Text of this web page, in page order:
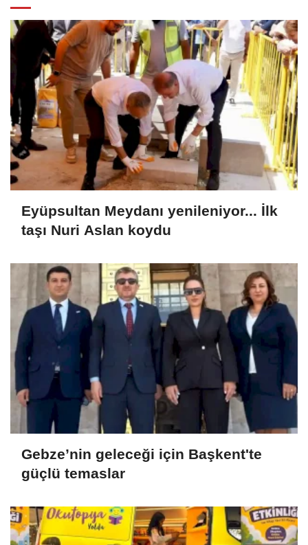
Eyüpsultan Meydanı yenileniyor... İlk
taşı Nuri Aslan koydu
Gebze’nin geleceği için Başkent'te
güçlü temaslar